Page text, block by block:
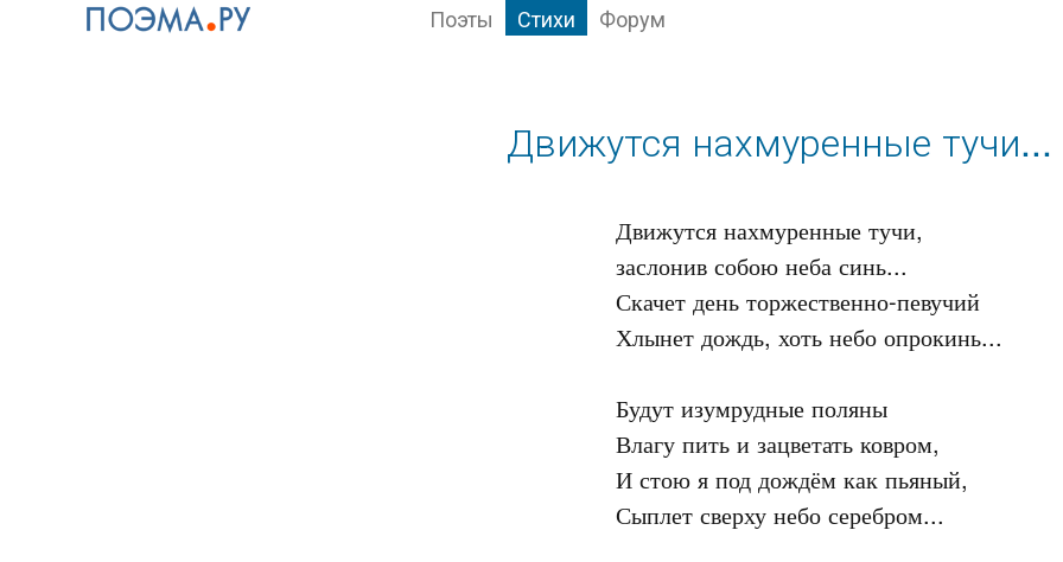
Поэты Стихи Форум
Движутся нахмуренные тучи...
Движутся нахмуренные тучи,
заслонив собою неба синь...
Скачет день торжественно-певучий
Хлынет дождь, хоть небо опрокинь...
Будут изумрудные поляны
Влагу пить и зацветать ковром,
И стою я под дождём как пьяный,
Сыплет сверху небо серебром...